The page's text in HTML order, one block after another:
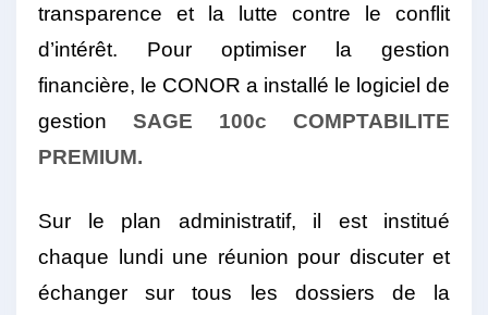
transparence et la lutte contre le conflit
d’intérêt. Pour optimiser la gestion
financière, le CONOR a installé le logiciel de
gestion SAGE 100c COMPTABILITE
PREMIUM.
Sur le plan administratif, il est institué
chaque lundi une réunion pour discuter et
échanger sur tous les dossiers de la